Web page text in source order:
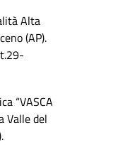
Alta
(AP).
“VASCA
Valle del